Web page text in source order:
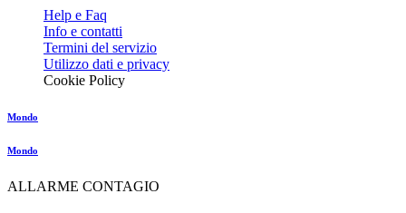
Help e Faq
Info e contatti
Termini del servizio
Utilizzo dati e privacy
Cookie Policy
Mondo
Mondo
ALLARME CONTAGIO